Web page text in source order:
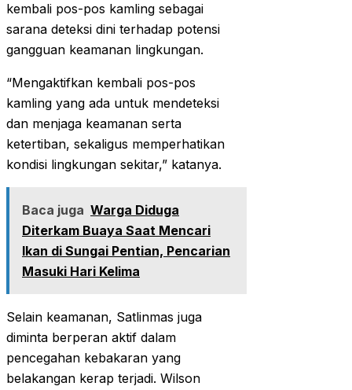
kembali pos-pos kamling sebagai
sarana deteksi dini terhadap potensi
gangguan keamanan lingkungan.‎‎
“Mengaktifkan kembali pos-pos
kamling yang ada untuk mendeteksi
dan menjaga keamanan serta
ketertiban, sekaligus memperhatikan
kondisi lingkungan sekitar,” katanya.‎‎
Baca juga Warga Diduga
Diterkam Buaya Saat Mencari
Ikan di Sungai Pentian, Pencarian
Masuki Hari Kelima
Selain keamanan, Satlinmas juga
diminta berperan aktif dalam
pencegahan kebakaran yang
belakangan kerap terjadi. Wilson